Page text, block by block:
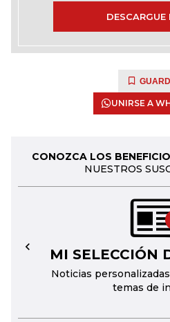
DESCARGUE
UNIRSE A
CONOZCA LOS
NUESTROS
MI SELECCIÓN
Noticias
temas de
←